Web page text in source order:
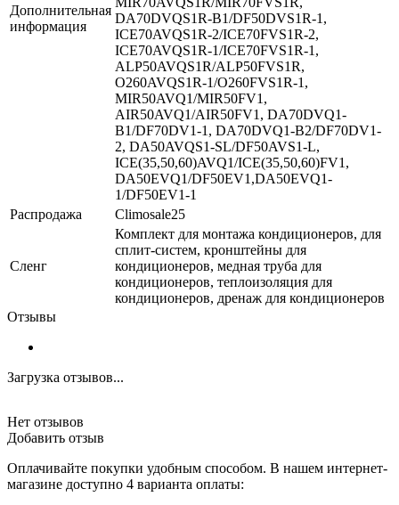
Дополнительная
информация
DA70DVQS1R-B1/DF50DVS1R-1,
ICE70AVQS1R-2/ICE70FVS1R-2,
ICE70AVQS1R-1/ICE70FVS1R-1,
ALP50AVQS1R/ALP50FVS1R,
O260AVQS1R-1/O260FVS1R-1,
MIR50AVQ1/MIR50FV1,
AIR50AVQ1/AIR50FV1, DA70DVQ1-
B1/DF70DV1-1, DA70DVQ1-B2/DF70DV1-
2, DA50AVQS1-SL/DF50AVS1-L,
ICE(35,50,60)AVQ1/ICE(35,50,60)FV1,
DA50EVQ1/DF50EV1,DA50EVQ1-
1/DF50EV1-1
Распродажа
Climosale25
Сленг
Комплект для монтажа кондиционеров, для
сплит-систем, кронштейны для
кондиционеров, медная труба для
кондиционеров, теплоизоляция для
кондиционеров, дренаж для кондиционеров
Отзывы
Загрузка отзывов...
Нет отзывов
Добавить отзыв
Оплачивайте покупки удобным способом. В нашем интернет-
магазине доступно 4 варианта оплаты: